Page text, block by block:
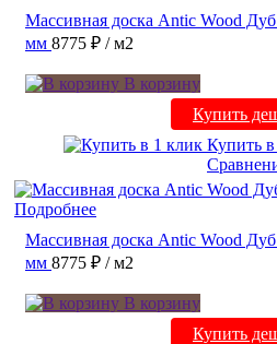
Массивная доска Antic Wood
мм 8775 ₽ / м2
В корзину
Купить
Купить
Подробнее
Массивная доска Antic Wood
мм 8775 ₽ / м2
В корзину
Купить